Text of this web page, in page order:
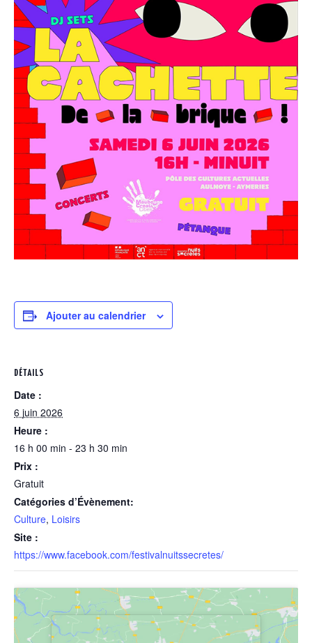
Ajouter au calendrier
DÉTAILS
Date :
6 juin 2026
Heure :
16 h 00 min - 23 h 30 min
Prix :
Gratuit
Catégories d’Évènement:
Culture, Loisirs
Site :
https://www.facebook.com/festivalnuitssecretes/